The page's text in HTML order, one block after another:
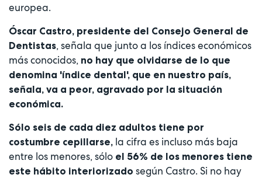
europea.
Óscar Castro, presidente del Consejo General de
Dentistas, señala que junto a los índices económicos
más conocidos, no hay que olvidarse de lo que
denomina 'índice dental', que en nuestro país,
señala, va a peor, agravado por la situación
económica.
Sólo seis de cada diez adultos tiene por
costumbre cepillarse, la cifra es incluso más baja
entre los menores, sólo el 56% de los menores tiene
este hábito interiorizado según Castro. Si no hay